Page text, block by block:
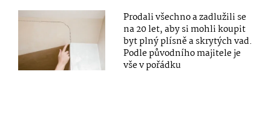
Prodali všechno a zadlužili se
na 20 let, aby si mohli koupit
byt plný plísně a skrytých vad.
Podle původního majitele je
vše v pořádku